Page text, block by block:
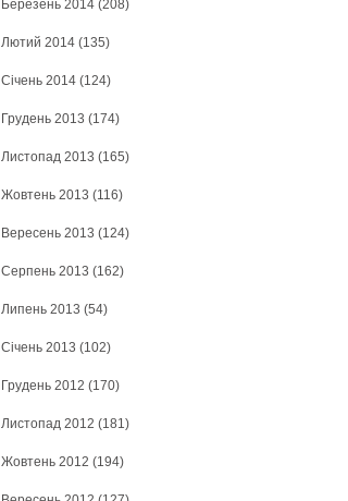
Березень 2014(208)
Лютий 2014(135)
Січень 2014(124)
Грудень 2013 (174)
Листопад 2013 (165)
Жовтень 2013 (116)
Вересень 2013 (124)
Серпень 2013 (162)
Липень 2013 (54)
Січень 2013 (102)
Грудень 2012 (170)
Листопад 2012 (181)
Жовтень 2012 (194)